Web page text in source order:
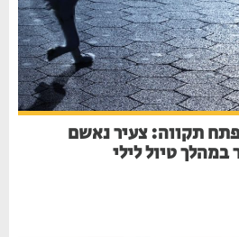
תקווה: צעיר נאשם
טיול לילי